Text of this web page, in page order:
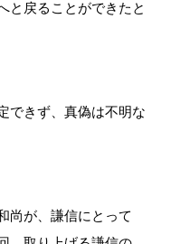
と戻ることができたと
できず、真偽は不明な
尚が、謙信にとって